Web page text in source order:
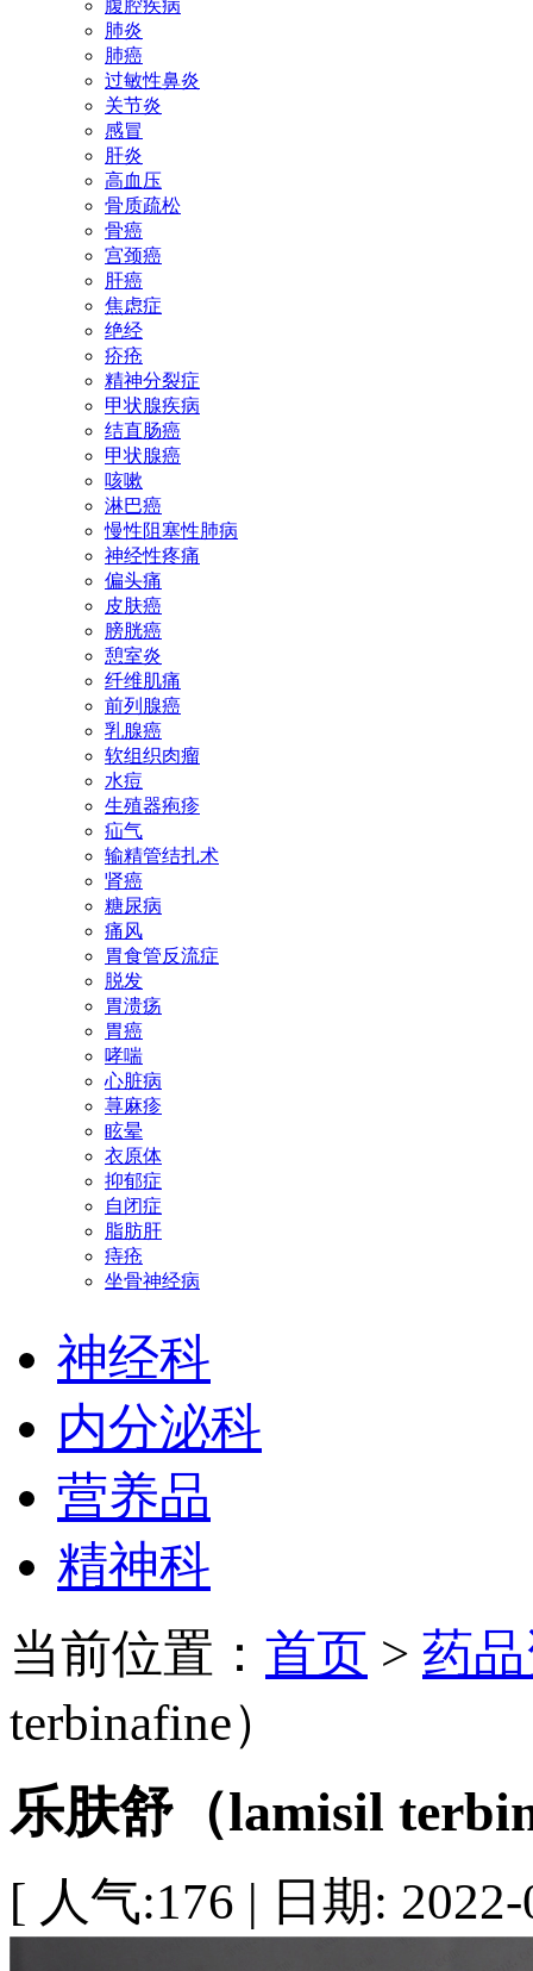
腹腔疾病
肺炎
肺癌
过敏性鼻炎
关节炎
感冒
肝炎
高血压
骨质疏松
骨癌
宫颈癌
肝癌
焦虑症
绝经
疥疮
精神分裂症
甲状腺疾病
结直肠癌
甲状腺癌
咳嗽
淋巴癌
慢性阻塞性肺病
神经性疼痛
偏头痛
皮肤癌
膀胱癌
憩室炎
纤维肌痛
前列腺癌
乳腺癌
软组织肉瘤
水痘
生殖器疱疹
疝气
输精管结扎术
肾癌
糖尿病
痛风
胃食管反流症
脱发
胃溃疡
胃癌
哮喘
心脏病
荨麻疹
眩晕
衣原体
抑郁症
自闭症
脂肪肝
痔疮
坐骨神经病
神经科
内分泌科
营养品
精神科
当前位置： 首页 > 药
terbinafine）
乐肤舒（lamisil
[ 人气:176 | 日期: